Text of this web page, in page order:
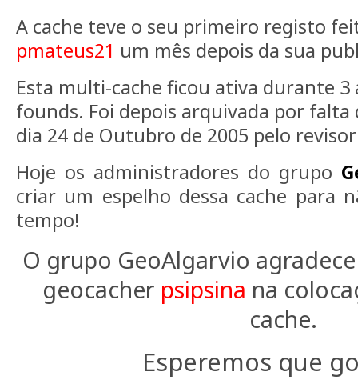
A cache teve o seu primeiro registo
pmateus21 um mês depois da sua
Esta multi-cache ficou ativa durante
founds. Foi depois arquivada por
dia 24 de Outubro de 2005 pelo
Hoje os administradores do grupo
criar um espelho dessa cache para
tempo!
O grupo GeoAlgarvio
geocacher psipsina na
cache.
Esperemos que